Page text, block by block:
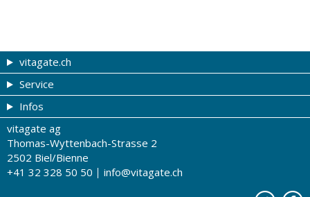
vitagate.ch
Gesund & schön
Themen von A-Z
Therapien von A-Z
Gesundheit zum Hören
Gesundheitstests
Service
Gutscheine
Drogistenstern
Drogeriesuche
Partner-Drogerien
Infos
Impressum
Über uns
Nutzungsbestimmungen
vitagate ag
Thomas-Wyttenbach-Strasse 2
2502 Biel/Bienne
+41 32 328 50 50
info@vitagate.ch